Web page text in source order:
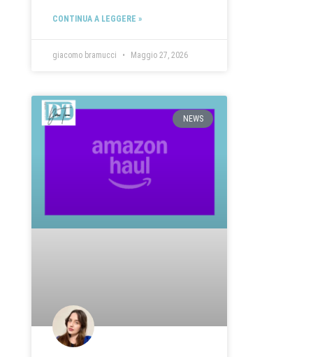
CONTINUA A LEGGERE »
giacomo bramucci Maggio 27, 2026
NEWS